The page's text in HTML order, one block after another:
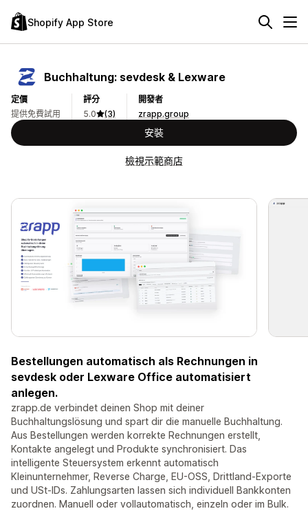
Shopify App Store
Buchhaltung: sevdesk & Lexware
定價
提供免費試用
評分
5.0
(3)
開發者
zrapp.group
安裝
檢視示範商店
Bestellungen automatisch als Rechnungen in
sevdesk oder Lexware Office automatisiert
anlegen.
zrapp.de verbindet deinen Shop mit deiner
Buchhaltungslösung und spart dir die manuelle Buchhaltung.
Aus Bestellungen werden korrekte Rechnungen erstellt,
Kontakte angelegt und Produkte synchronisiert. Das
intelligente Steuersystem erkennt automatisch
Kleinunternehmer, Reverse Charge, EU-OSS, Drittland-Exporte
und USt-IDs. Zahlungsarten lassen sich individuell Bankkonten
zuordnen. Manuell oder vollautomatisch, einzeln oder im Bulk.